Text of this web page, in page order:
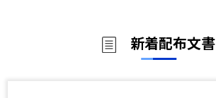
新着配布文書